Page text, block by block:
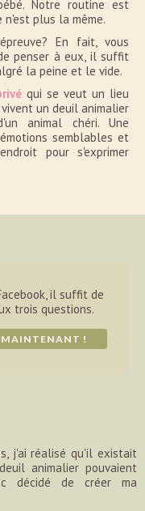
Notre routine est
plus la même.
En fait, vous
penser à eux, il suffit
la peine et le vide.
qui se veut un lieu
un deuil animalier
animal chéri. Une
semblables et
pour s'exprimer
il suffit de
trois questions.
!
j'ai réalisé qu'il existait
animalier pouvaient
décidé de créer ma